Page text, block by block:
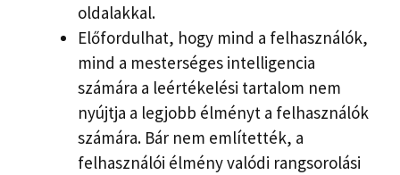
oldalakkal.
Előfordulhat, hogy mind a felhasználók,
mind a mesterséges intelligencia
számára a leértékelési tartalom nem
nyújtja a legjobb élményt a felhasználók
számára. Bár nem említették, a
felhasználói élmény valódi rangsorolási